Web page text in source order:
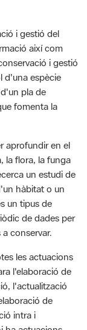
i gestió del
així com
i gestió
d'una espècie
pla de
fomenta la
aprofundir en el
la flora, la funga
un estudi de
hàbitat o un
un tipus de
de dades per
conservar.
les actuacions
l'elaboració de
l'actualització
de
intra i